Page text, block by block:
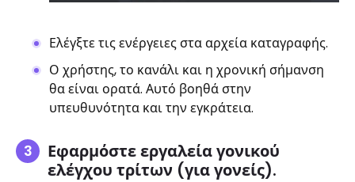
Ελέγξτε τις ενέργειες στα αρχεία καταγραφής.
Ο χρήστης, το κανάλι και η χρονική σήμανση
θα είναι ορατά. Αυτό βοηθά στην
υπευθυνότητα και την εγκράτεια.
Εφαρμόστε εργαλεία γονικού
ελέγχου τρίτων (για γονείς).